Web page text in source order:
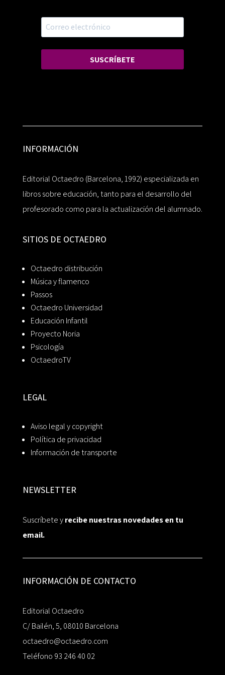
SUSCRÍBETE
INFORMACIÓN
Editorial Octaedro (Barcelona, 1992) especializada en
libros sobre educación, tanto para el desarrollo del
profesorado como para la actualización del alumnado.
SITIOS DE OCTAEDRO
Octaedro distribución
Música y flamenco
Passos
Octaedro Universidad
Educación Infantil
Proyecto Noria
Psicología
OctaedroTV
LEGAL
Aviso legal y copyright
Política de privacidad
Información de transporte
NEWSLETTER
Suscríbete yrecibe nuestras novedades en tu
email.
INFORMACIÓN DE CONTACTO
Editorial Octaedro
C/ Bailén, 5, 08010 Barcelona
octaedro@octaedro.com
Teléfono 93 246 40 02